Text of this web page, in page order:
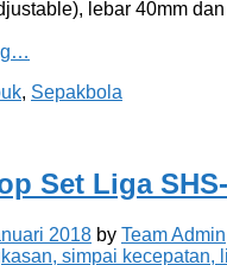
lebar 40mm
, Sepakbola
Set Liga
2018 by Team Admin